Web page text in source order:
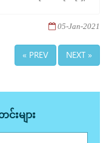
05-Jan-2021
« PREV NEXT »
းများ